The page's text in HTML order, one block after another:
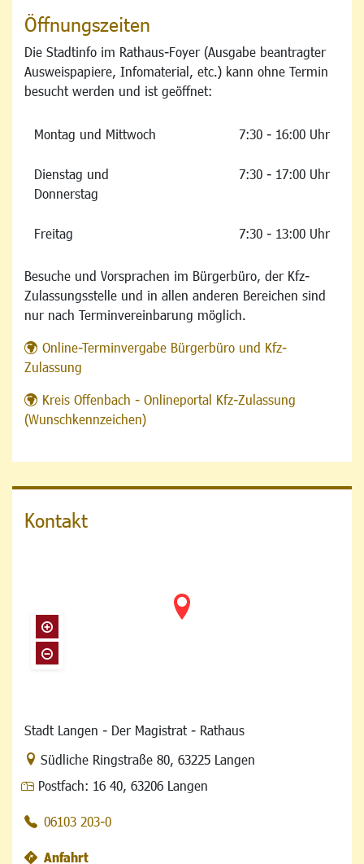
Öffnungszeiten
Die Stadtinfo im Rathaus-Foyer (Ausgabe beantragter
Ausweispapiere, Infomaterial, etc.) kann ohne Termin
besucht werden und ist geöffnet:
Montag und Mittwoch 7:30 - 16:00 Uhr
Dienstag und
Donnerstag
7:30 - 17:00 Uhr
Freitag 7:30 - 13:00 Uhr
Besuche und Vorsprachen im Bürgerbüro, der Kfz-
Zulassungsstelle und in allen anderen Bereichen sind
nur nach Terminvereinbarung möglich.
Online-Terminvergabe Bürgerbüro und Kfz-
Zulassung
Kreis Offenbach - Onlineportal Kfz-Zulassung
(Wunschkennzeichen)
Kontakt
Stadt Langen - Der Magistrat - Rathaus
Link zur Google-Maps Navigation
Südliche Ringstraße 80, 63225 Langen
Postfach: 16 40, 63206 Langen
06103 203-0
Anfahrt